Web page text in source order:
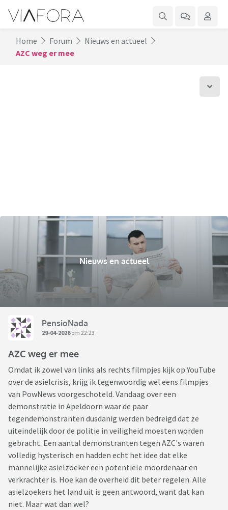
Home Forum
Nieuws en actueel
AZC weg er mee
Nieuws en actueel
PensioNada
29-04-2026om 22:23
AZC weg er mee
Omdat ik zowel van links als rechts filmpjes kijk op YouTube
over de asielcrisis, krijg ik tegenwoordig wel eens filmpjes
van PowNews voorgeschoteld. Vandaag over een
demonstratie in Apeldoorn waar de paar
tegendemonstranten dusdanig werden bedreigd dat ze
uiteindelijk door de politie in veiligheid moesten worden
gebracht. Een aantal demonstranten tegen AZC's waren
volledig hysterisch en hadden echt het idee dat elke
mannelijke asielzoeker een potentiële moordenaar en
verkrachter is. Hoe kan de overheid dit beter regelen. Alle
asielzoekers het land uit is geen antwoord, want dat kan
niet. Maar wat dan wel?